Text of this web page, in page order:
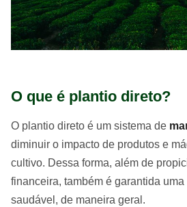
O que é plantio direto?
O plantio direto é um sistema de
diminuir o impacto de produtos e
cultivo. Dessa forma, além de
financeira, também é garantida
saudável, de maneira geral.